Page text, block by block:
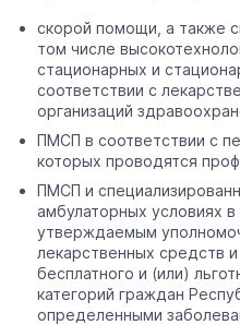
скорой помощи, а также
том числе
стационарных и
соответствии с
организаций
ПМСП в соответствии с
которых проводятся
ПМСП и
амбулаторных условиях в
утверждаемым
лекарственных средств
бесплатного и (или)
категорий граждан
определенными